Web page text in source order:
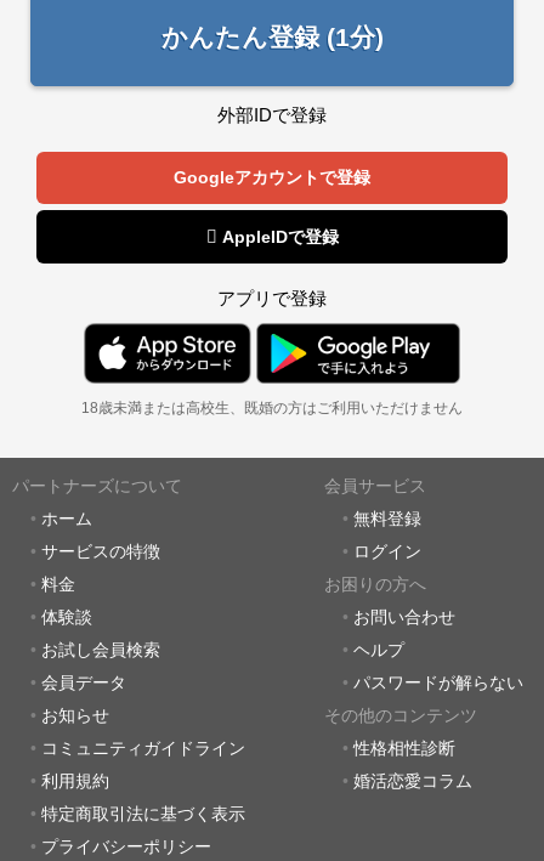
かんたん登録 (1分)
外部IDで登録
Googleアカウントで登録
 AppleIDで登録
アプリで登録
18歳未満または高校生、既婚の方はご利用いただけません
パートナーズについて
ホーム
サービスの特徴
料金
体験談
お試し会員検索
会員データ
お知らせ
コミュニティガイドライン
利用規約
特定商取引法に基づく表示
プライバシーポリシー
会員サービス
無料登録
ログイン
お困りの方へ
お問い合わせ
ヘルプ
パスワードが解らない
その他のコンテンツ
性格相性診断
婚活恋愛コラム